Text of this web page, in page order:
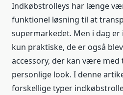
Indkøbstrolleys har længe
funktionel løsning til at
supermarkedet. Men i dag
kun praktiske, de er også
accessory, der kan være
personlige look. I denne
forskellige typer